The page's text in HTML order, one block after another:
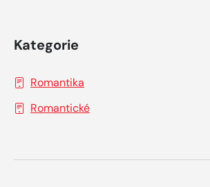
Kategorie
Romantika
Romantické